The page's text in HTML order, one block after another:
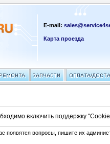
E-mail:
Карта проезда
включить поддержку
появятся вопросы, пишите их